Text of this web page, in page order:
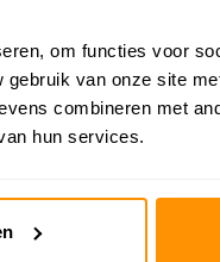
om functies voor
van onze site
combineren met
hun services.